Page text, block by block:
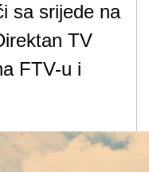
sa srijede na
TV
FTV-u i